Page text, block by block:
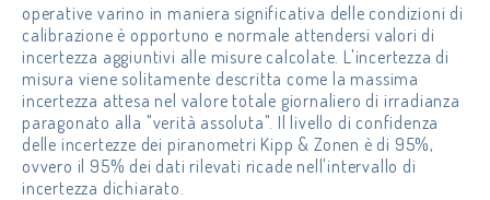
operative varino in maniera significativa delle condizioni di
calibrazione è opportuno e normale attendersi valori di
incertezza aggiuntivi alle misure calcolate. L'incertezza di
misura viene solitamente descritta come la massima
incertezza attesa nel valore totale giornaliero di irradianza
paragonato alla "verità assoluta". Il livello di confidenza
delle incertezze dei piranometri Kipp & Zonen è di 95%,
ovvero il 95% dei dati rilevati ricade nell'intervallo di
incertezza dichiarato.